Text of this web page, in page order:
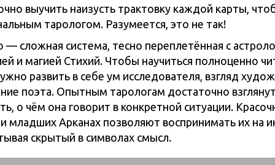
выучить наизусть трактовку каждой карты,
тарологом. Разумеется, это не так!
сложная система, тесно переплетённая с
и магией Стихий. Чтобы научиться полноценно
развить в себе ум исследователя, взгляд
поэта. Опытным тарологам достаточно
о чём она говорит в конкретной ситуации.
младших Арканах позволяют воспринимать их на
скрытый в символах смысл.